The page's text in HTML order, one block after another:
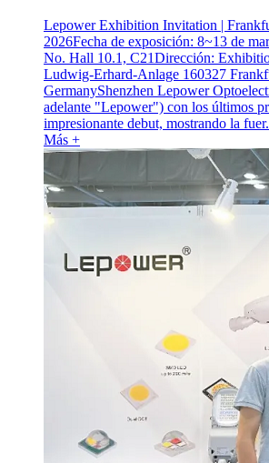
Lepower Exhibition Invitation |
2026Fecha de exposición: 8~13 de
No. Hall 10.1, C21Dirección:
Ludwig-Erhard-Anlage 160327
GermanyShenzhen Lepower
adelante "Lepower") con los últimos
impresionante debut, mostrando la
Más +